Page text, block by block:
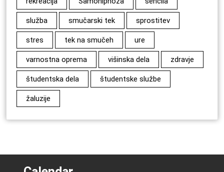
služba smučarski tek sprostitev
stres tek na smučeh ure
varnostna oprema višinska dela zdravje
študentska dela študentske službe
žaluzije